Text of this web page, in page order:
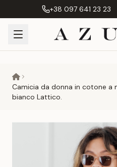
+38 097 641 23 23
Camicia da donna in cotone a
bianco Lattico.